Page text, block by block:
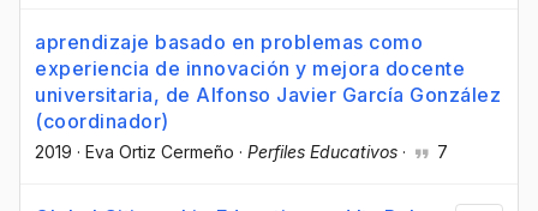
aprendizaje basado en problemas como
experiencia de innovación y mejora docente
universitaria, de Alfonso Javier García González
(coordinador)
2019 · Eva Ortiz Cermeño · Perfiles Educativos · 7